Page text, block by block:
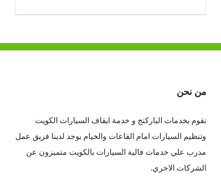
من نحن
نقوم بخدمات الباركنج و خدمة ايقاف السيارات الكويت
وتنظيم السيارات امام القاعات والخيام يوجد لدينا فريق عمل
مدرب علي خدمات فالية السيارات بالكويت متميزون عن
الشركات الاخري.